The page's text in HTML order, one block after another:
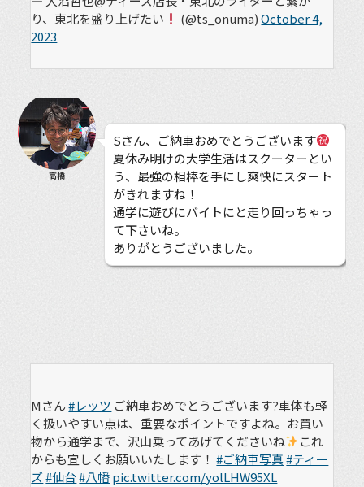
り、東北を盛り上げたい
(@ts_onuma)October 4,
2023
高橋
Sさん、ご納車おめでとうございます
夏休み明けの大学生活はスクーターとい
う、最強の相棒を手にし爽快にスタート
がきれますね！
通学に遊びにバイトにと走り回っちゃっ
て下さいね。
ありがとうございました。
Mさん#レッツ ご納車おめでとうございます?車体も軽
く扱いやすい点は、重要なポイントですよね。お買い
物から通学まで、沢山乗ってあげてくださいね
これ
からも宜しくお願いいたします！#ご納車写真#ティー
ズ#仙台#八幡pic.twitter.com/yolLHW95XL